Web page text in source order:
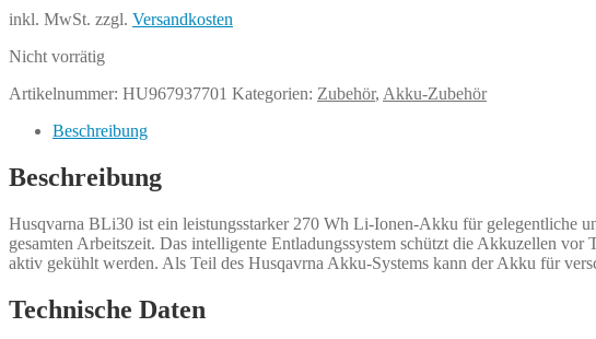
war:
ist:
inkl. MwSt. zzgl. Versandkosten
Nicht vorrätig
Artikelnummer: HU967937701 Kategorien: Zubehör, Akku-Zubehör
Beschreibung
Beschreibung
Husqvarna BLi30 ist ein leistungsstarker 270 Wh Li-Ionen-Akku für gelegentliche
gesamten Arbeitszeit. Das intelligente Entladungssystem schützt die Akkuzellen
aktiv gekühlt werden. Als Teil des Husqavrna Akku-Systems kann der Akku für
Technische Daten